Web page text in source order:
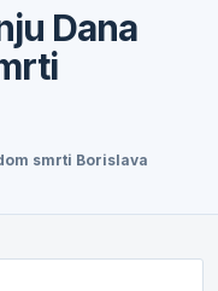
Dana
smrti Borislava